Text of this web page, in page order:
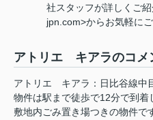
社スタッフが詳しくご
jpn.com>からお気軽に
アトリエ キアラのコメ
アトリエ キアラ：日比谷線中
物件は駅まで徒歩で12分で到着
敷地内ごみ置き場つきの物件で